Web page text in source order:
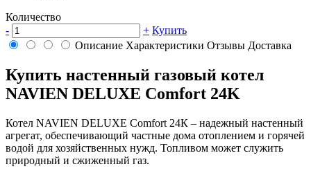
Количество
-
+ Купить
Описание Характеристики Отзывы Доставка
Купить настенный газовый котел
NAVIEN DELUXE Comfort 24K
Котел NAVIEN DELUXE Comfort 24К – надежный настенный
агрегат, обеспечивающий частные дома отоплением и горячей
водой для хозяйственных нужд. Топливом может служить
природный и сжиженный газ.